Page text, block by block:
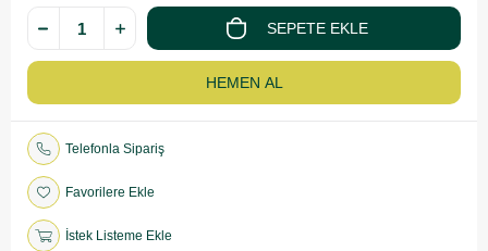
Telefonla Sipariş
Favorilere Ekle
İstek Listeme Ekle